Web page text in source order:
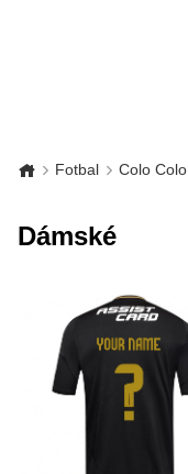
Fotbal Colo Colo
Dámské